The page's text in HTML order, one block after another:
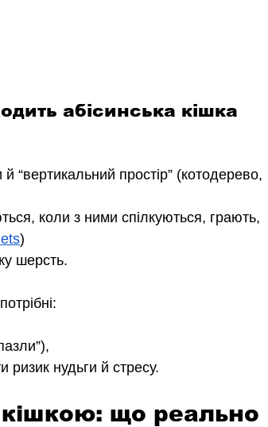
абісинська кішка
й “вертикальний простір” (котодерево,
коли з ними спілкуються, грають,
)
шерсть.
нудьги й стресу.
що реально